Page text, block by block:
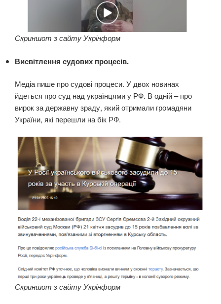
Скриншот з сайту Укрінформ
Висвітлення судових процесів.
Медіа пише про судові процеси. У двох новинах
йдеться про суд над українцями у РФ. В одній – про
вирок за державну зраду, який отримали громадяни
України, які перешли на бік РФ.
Скриншот з сайту Укрінформ